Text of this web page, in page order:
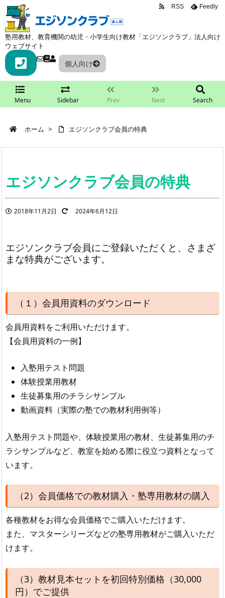
塾用教材、教育機関の幼児・小学生向け教材「エジソンクラブ」法人向け
ウェブサイト
個人向け
Menu Sidebar Prev Next Search
RSS Feedly
ホーム > エジソンクラブ会員の特典
エジソンクラブ会員の特典
2018年11月2日 2024年6月12日
エジソンクラブ会員にご登録いただくと、さまざ
まな特典がございます。
（１）会員用資料のダウンロード
会員用資料をご利用いただけます。
【会員用資料の一例】
入塾用テスト問題
体験授業用教材
生徒募集用のチラシサンプル
動画資料（実際の塾での教材利用例等）
入塾用テスト問題や、体験授業用の教材、生徒募集用のチ
ラシサンプルなど、教室を始める際に役立つ資料となって
います。
（2）会員価格での教材購入・塾専用教材の購入
各種教材をお得な会員価格でご購入いただけます。
また、マスターシリーズなどの塾専用教材がご購入いただ
けます。
（3）教材見本セットを初回特別価格（30,000
円）でご提供